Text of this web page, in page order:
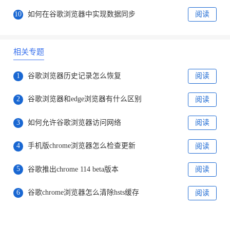
10 如何在谷歌浏览器中实现数据同步 阅读
相关专题
1 谷歌浏览器历史记录怎么恢复 阅读
2 谷歌浏览器和edge浏览器有什么区别 阅读
3 如何允许谷歌浏览器访问网络 阅读
4 手机版chrome浏览器怎么检查更新 阅读
5 谷歌推出chrome 114 beta版本 阅读
6 谷歌chrome浏览器怎么清除hsts缓存 阅读